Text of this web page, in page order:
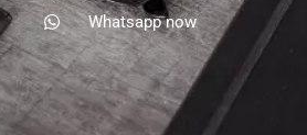
Whatsapp now